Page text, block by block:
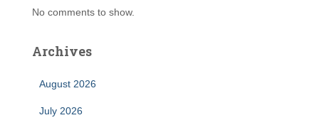
No comments to show.
Archives
August 2026
July 2026